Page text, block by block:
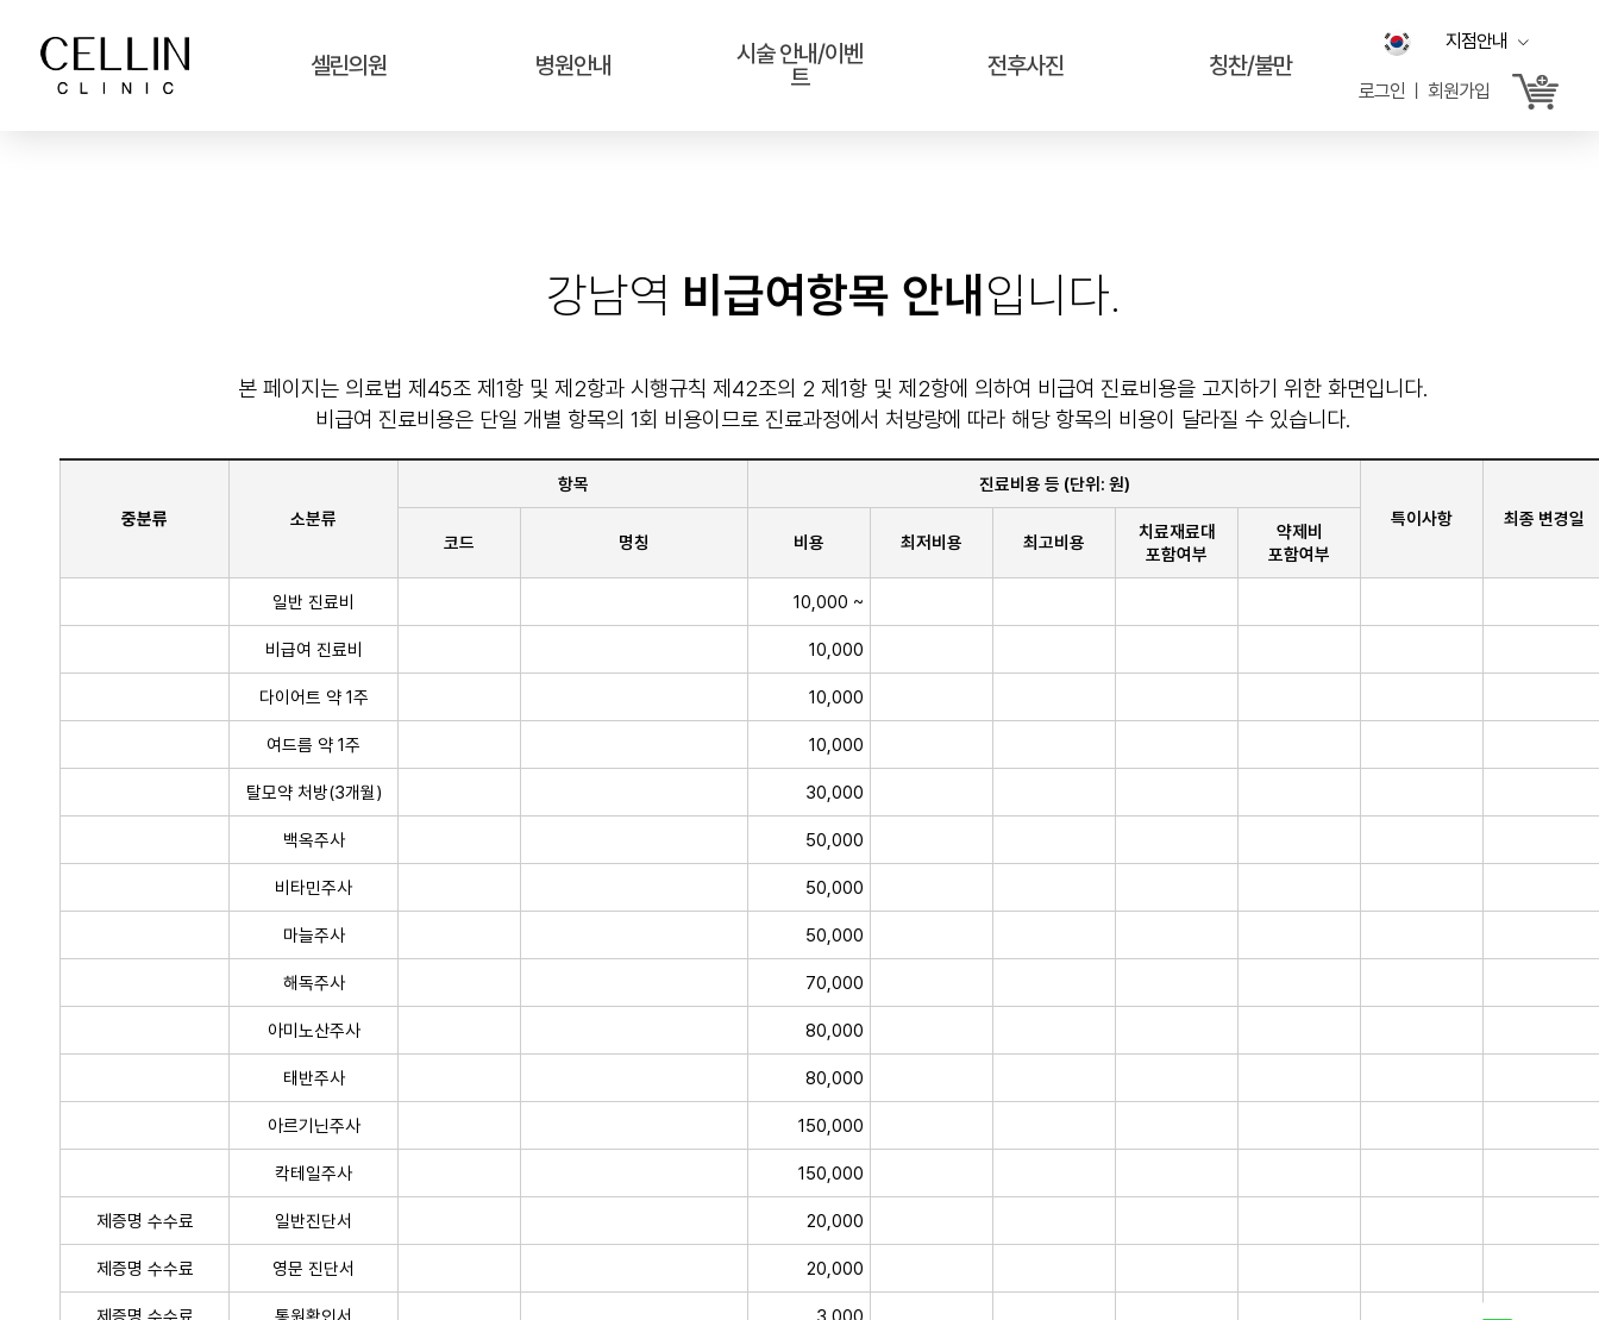
지점안내
로그인 ㅣ 회원가입
셀린의원 병원안내
시술 안내/이벤
트
전후사진 칭찬/불만
강남역 비급여항목 안내 입니다.
본 페이지는 의료법 제45조 제1항 및 제2항과 시행규칙 제42조의 2 제1항 및 제2항에 의하여 비급여 진료비용을 고지하기 위한 화면입니다.
비급여 진료비용은 단일 개별 항목의 1회 비용이므로 진료과정에서 처방량에 따라 해당 항목의 비용이 달라질 수 있습니다.
중분류 소분류
항목
진료비용 등 (단위: 원)
특이사항
최종 변경일
코드
명칭 비용 최저비용 최고비용
치료재료대
포함여부
약제비
포함여부
일반 진료비 10,000 ~
비급여 진료비 10,000
다이어트 약 1주 10,000
여드름 약 1주 10,000
탈모약 처방(3개월) 30,000
백옥주사 50,000
비타민주사 50,000
마늘주사 50,000
해독주사 70,000
아미노산주사 80,000
태반주사 80,000
아르기닌주사 150,000
칵테일주사 150,000
제증명 수수료 일반진단서 20,000
제증명 수수료 영문 진단서 20,000
제증명 수수료 통원확인서 3,000